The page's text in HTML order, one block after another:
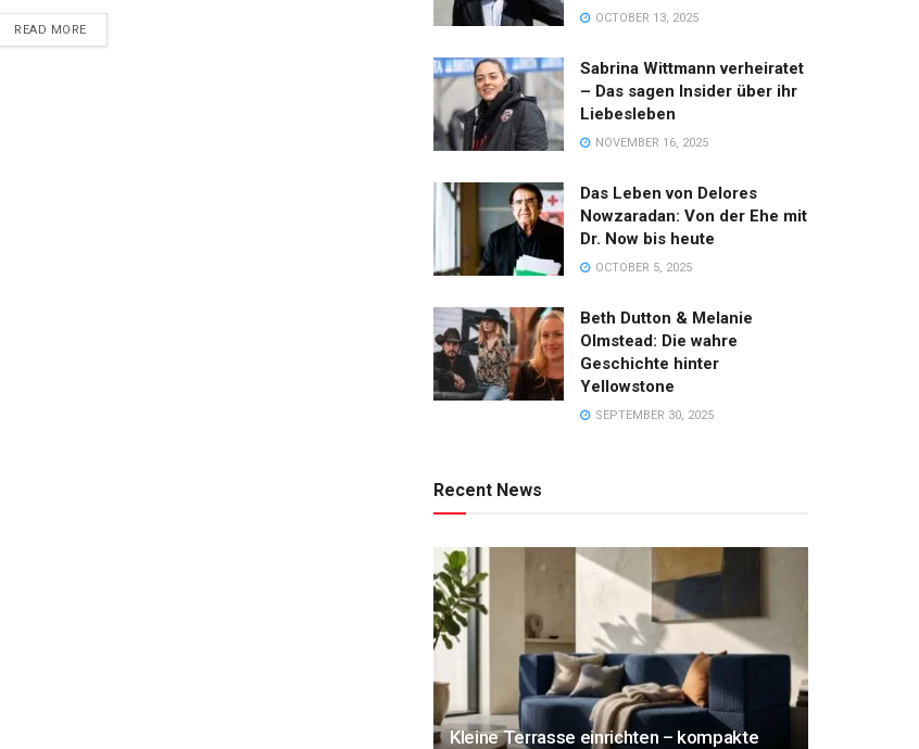
READ MORE
OCTOBER 13, 2025
Sabrina Wittmann verheiratet
– Das sagen Insider über ihr
Liebesleben
NOVEMBER 16, 2025
Das Leben von Delores
Nowzaradan: Von der Ehe mit
Dr. Now bis heute
OCTOBER 5, 2025
Beth Dutton & Melanie
Olmstead: Die wahre
Geschichte hinter
Yellowstone
SEPTEMBER 30, 2025
Recent News
Kleine Terrasse einrichten – kompakte